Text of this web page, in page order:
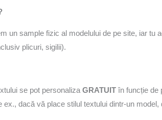
un sample fizic al modelului de pe site, iar
plicuri, sigilii).
se pot personalizaGRATUIT în funcție de
ex., dacă vă place stilul textului dintr-un